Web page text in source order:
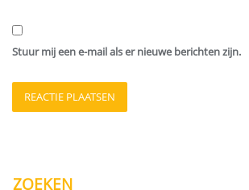
Stuur mij een e-mail als er nieuwe berichten zijn.
ZOEKEN